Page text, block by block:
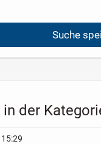
Suche
der